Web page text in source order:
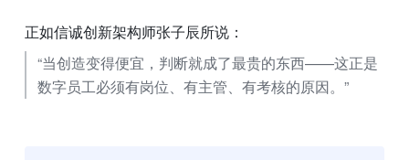
正如信诚创新架构师张子辰所说：
“当创造变得便宜，判断就成了最贵的东西——这正是
数字员工必须有岗位、有主管、有考核的原因。”